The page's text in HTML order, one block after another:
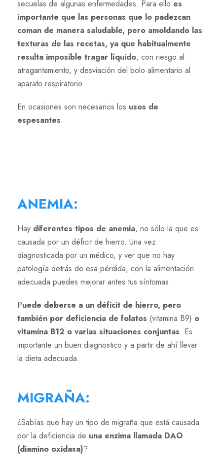
secuelas de algunas enfermedades. Para ello es
importante que las personas que lo padezcan
coman de manera saludable, pero amoldando las
texturas de las recetas, ya que habitualmente
resulta imposible tragar líquido, con riesgo al
atragantamiento, y desviación del bolo alimentario al
aparato respiratorio.
En ocasiones son necesarios los usos de
espesantes.
ANEMIA:
Hay diferentes tipos de anemia, no sólo la que es
causada por un déficit de hierro. Una vez
diagnosticada por un médico, y ver que no hay
patología detrás de esa pérdida, con la alimentación
adecuada puedes mejorar antes tus síntomas.
Puede deberse a un déficit de hierro, pero
también por deficiencia de folatos (vitamina B9) o
vitamina B12 o varias situaciones conjuntas. Es
importante un buen diagnostico y a partir de ahí llevar
la dieta adecuada.
MIGRAÑA:
¿Sabías que hay un tipo de migraña que está causada
por la deficiencia de una enzima llamada DAO
(diamino oxidasa)?